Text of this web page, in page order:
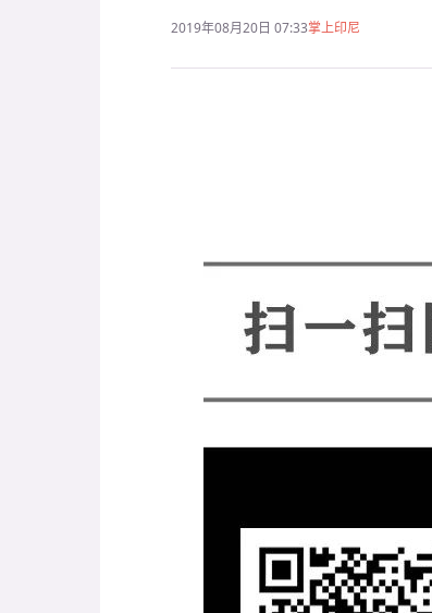
2019年08月20日 07:33掌上印尼